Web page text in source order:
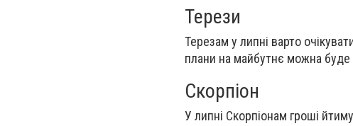
Терези
Терезам у липні варто
плани на майбутнє можна буде
Скорпіон
У липні Скорпіонам гроші